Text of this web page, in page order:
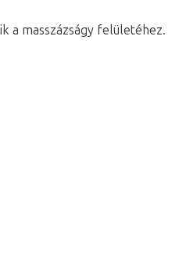
a masszázságy felületéhez.